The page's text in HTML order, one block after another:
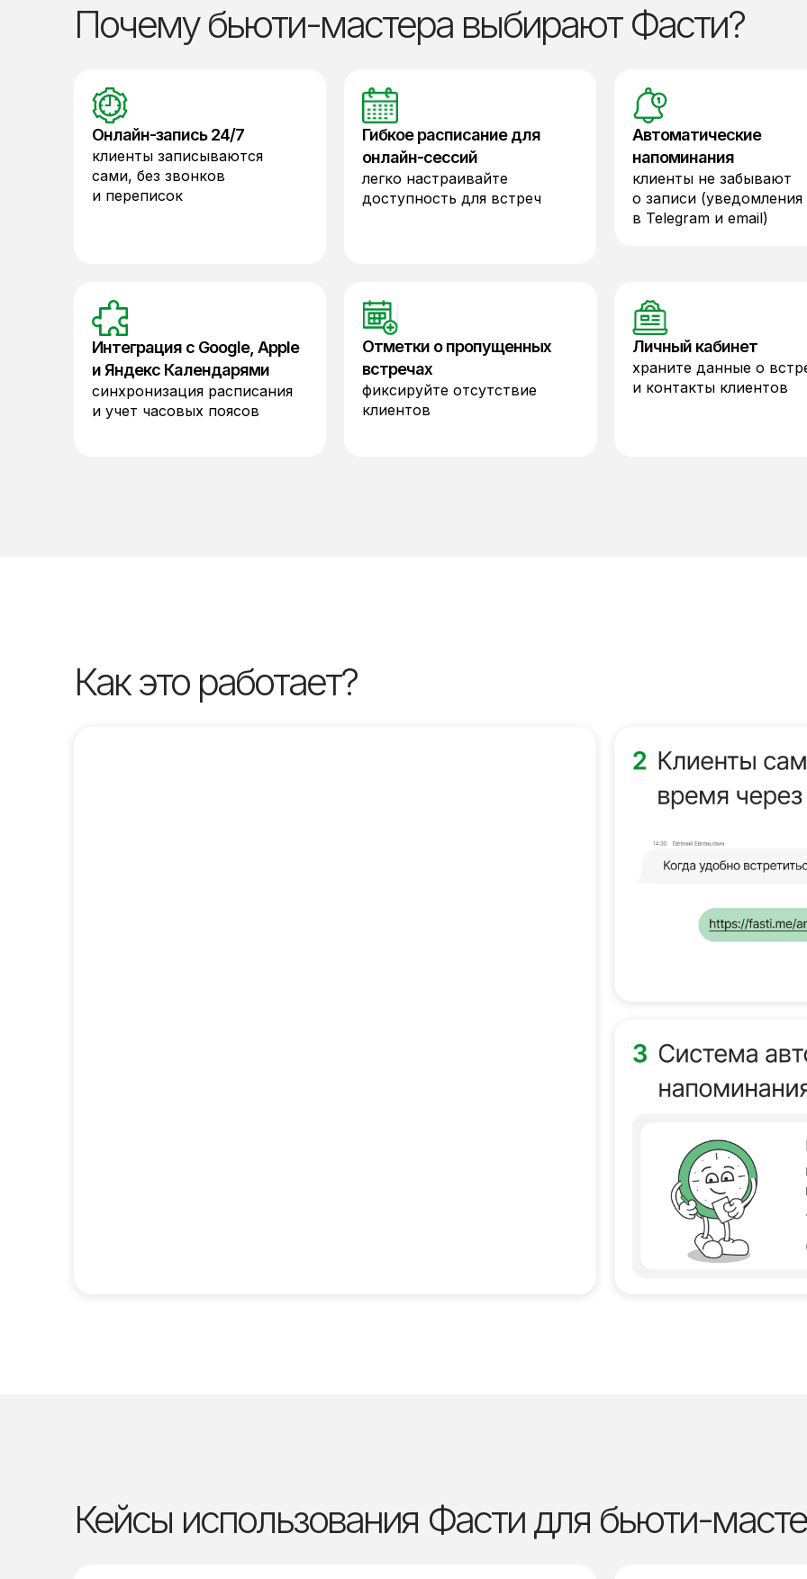
Почему бьюти-мастера выбирают Фасти?
Автоматические
напоминания
клиенты не забывают
о записи (уведомления
в Telegram и email)
Личный кабинет
храните данные о
и контакты клиентов
Отметки о пропущенных
встречах
фиксируйте отсутствие
клиентов
Интеграция с Google, Apple
и Яндекс Календарями
синхронизация расписания
и учет часовых поясов
Онлайн-запись 24/7
клиенты записываются
сами, без звонков
и переписок
Гибкое расписание для
онлайн-сессий
легко настраивайте
доступность для встреч
Как это работает?
Кейсы использования Фасти для бьюти-